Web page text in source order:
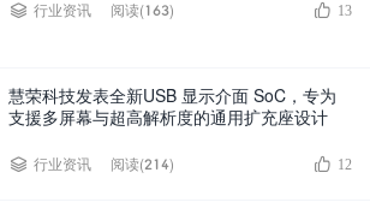
行业资讯 阅读(163) 13
慧荣科技发表全新USB 显示介面 SoC，专为
支援多屏幕与超高解析度的通用扩充座设计
行业资讯 阅读(214) 12